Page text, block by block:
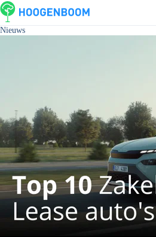
Nieuws